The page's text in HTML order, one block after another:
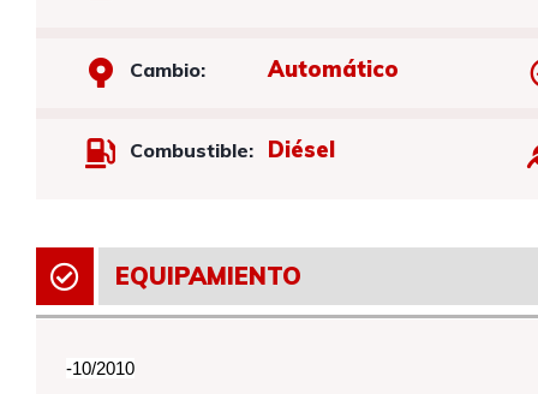
Cambio: Automático
Combustible: Diésel
EQUIPAMIENTO
-10/2010